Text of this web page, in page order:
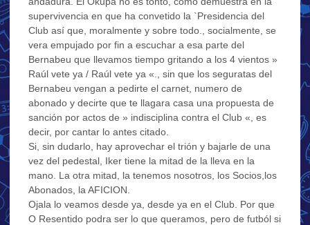
supervivencia en que ha convetido la `Presidencia del
Club así que, moralmente y sobre todo., socialmente, se
vera empujado por fin a escuchar a esa parte del
Bernabeu que llevamos tiempo gritando a los 4 vientos »
Raúl vete ya / Raúl vete ya «., sin que los seguratas del
Bernabeu vengan a pedirte el carnet, numero de
abonado y decirte que te llagara casa una propuesta de
sanción por actos de » indisciplina contra el Club «, es
decir, por cantar lo antes citado.
Si, sin dudarlo, hay aprovechar el trión y bajarle de una
vez del pedestal, Iker tiene la mitad de la lleva en la
mano. La otra mitad, la tenemos nosotros, los Socios,los
Abonados, la AFICION.
Ojala lo veamos desde ya, desde ya en el Club. Por que
O Resentido podra ser lo que queramos, pero de futból si